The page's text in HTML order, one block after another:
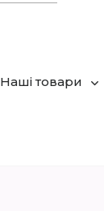
Наші товари